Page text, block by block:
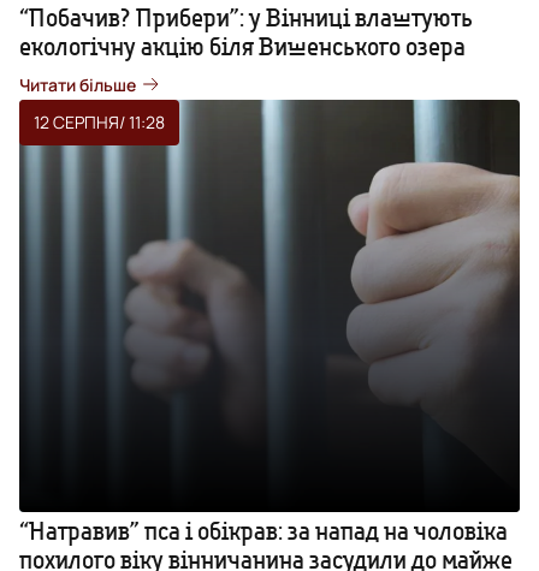
“Побачив? Прибери”: у Вінниці влаштують
екологічну акцію біля Вишенського озера
Читати більше
12 СЕРПНЯ/ 11:28
“Натравив” пса і обікрав: за напад на чоловіка
похилого віку вінничанина засудили до майже